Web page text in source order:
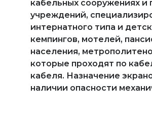
кабельных сооружениях
учреждений,
интернатного типа и
кемпингов, мотелей,
населения,
которые проходят по
кабеля. Назначение
наличии опасности